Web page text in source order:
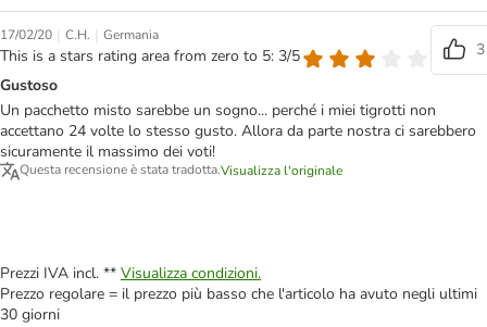
17/02/20 | C.H. | Germania
This is a stars rating area from zero to 5: 3/5
3
Gustoso
Un pacchetto misto sarebbe un sogno... perché i miei tigrotti non
accettano 24 volte lo stesso gusto. Allora da parte nostra ci sarebbero
sicuramente il massimo dei voti!
Questa recensione è stata tradotta.Visualizza l'originale
Prezzi IVA incl. ** Visualizza condizioni.
Prezzo regolare = il prezzo più basso che l'articolo ha avuto negli ultimi
30 giorni